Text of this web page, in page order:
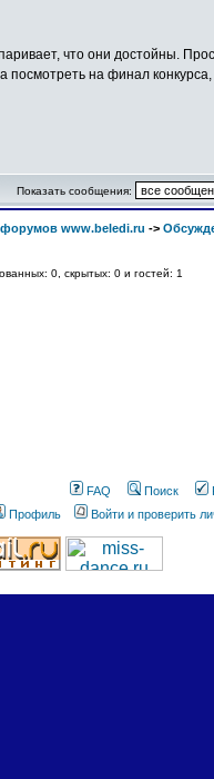
что они достойны.
посмотреть на финал
Показать сообщения:
www.beledi.ru ->
0, скрытых: 0 и гостей: 1
FAQ Поиск
Профиль
Войти и проверить